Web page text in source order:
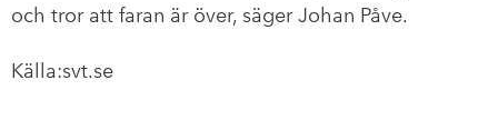
och tror att faran är över, säger Johan Påve.
Källa:svt.se